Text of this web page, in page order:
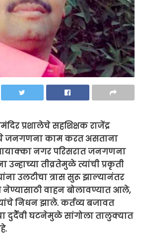
प्रशालेचे सहशिक्षक राजेंद्र
जनगणना काम करत असताना
नगर परिसरात जनगणना
तीव्रतेमुळे त्यांची प्रकृती
उलटीचा त्रास सुरू झाल्यानंतर
वाहन बोलावण्यात आले,
निधन झाले.कर्तव्य बजावत
दुर्दैवी घटनेमुळे सांगोला तालुक्यात